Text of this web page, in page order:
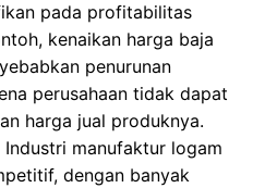
pada profitabilitas
kenaikan harga baja
penurunan
perusahaan tidak dapat
harga jual produknya.
Industri manufaktur logam
dengan banyak